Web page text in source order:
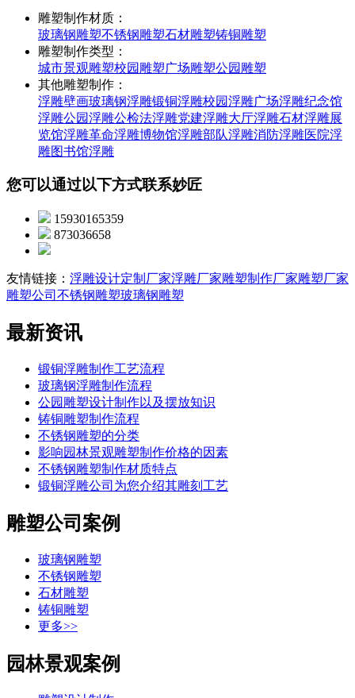
雕塑制作材质：
玻璃钢雕塑不锈钢雕塑石材雕塑铸铜雕塑
雕塑制作类型：
城市景观雕塑校园雕塑广场雕塑公园雕塑
其他雕塑制作：
浮雕壁画玻璃钢浮雕锻铜浮雕校园浮雕广场浮雕纪念馆
浮雕公园浮雕公检法浮雕党建浮雕大厅浮雕石材浮雕展
览馆浮雕革命浮雕博物馆浮雕部队浮雕消防浮雕医院浮
雕图书馆浮雕
您可以通过以下方式联系妙匠
15930165359
873036658
友情链接： 浮雕设计定制厂家浮雕厂家雕塑制作厂家雕塑厂家
雕塑公司 不锈钢雕塑玻璃钢雕塑
最新资讯
锻铜浮雕制作工艺流程
玻璃钢浮雕制作流程
公园雕塑设计制作以及摆放知识
铸铜雕塑制作流程
不锈钢雕塑的分类
影响园林景观雕塑制作价格的因素
不锈钢雕塑制作材质特点
锻铜浮雕公司为您介绍其雕刻工艺
雕塑公司案例
玻璃钢雕塑
不锈钢雕塑
石材雕塑
铸铜雕塑
更多>>
园林景观案例